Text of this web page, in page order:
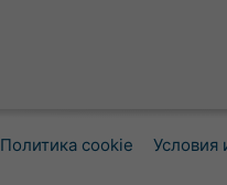
Политика cookie Условия